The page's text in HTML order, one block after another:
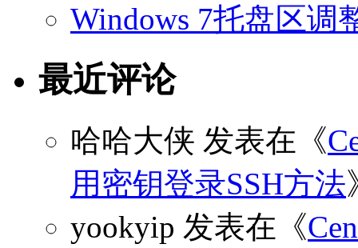
Windows 7托盘区调
最近评论
哈哈大侠 发表在《
用密钥登录SSH方法
yookyip 发表在《